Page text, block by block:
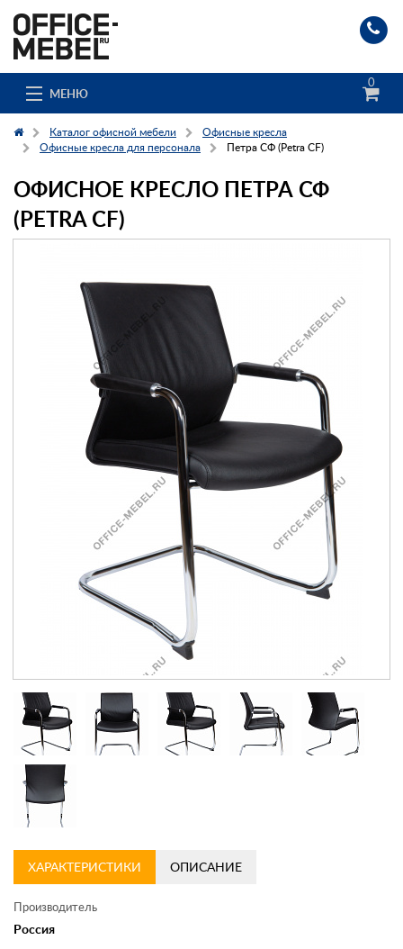
МЕНЮ
0
Каталог
О компании
Гос. заказчикам
Заказ каталога
Заказать обратный звонок
Каталог офисной мебели
Офисные кресла
Офисные кресла для персонала
Петра СФ (Petra CF)
ОФИСНОЕ КРЕСЛО ПЕТРА СФ
(PETRA CF)
ХАРАКТЕРИСТИКИ ОПИСАНИЕ
Производитель
Россия